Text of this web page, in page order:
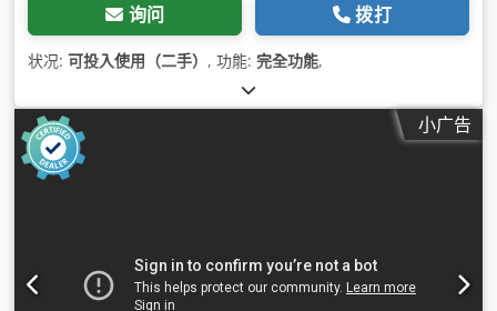
询问 拨打
状况: 可投入使用（二手） , 功能: 完全功能,
小广告